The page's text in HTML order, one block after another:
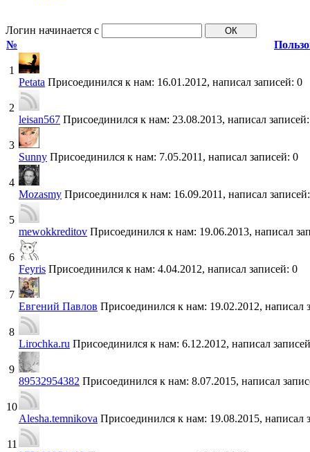
Логин начинается с
№
1
Petata Присоединился к нам: 16.01.2012, написал записей: 0
2
leisan567 Присоединился к нам: 23.08.2013, написал
3
Sunny Присоединился к нам: 7.05.2011, написал записей: 0
4
Mozasmy Присоединился к нам: 16.09.2011, написал
5
mewokkreditov Присоединился к нам: 19.06.2013, написал
6
Feyris Присоединился к нам: 4.04.2012, написал записей: 0
7
Евгений Павлов Присоединился к нам: 19.02.2012, написал
8
Lirochka.ru Присоединился к нам: 6.12.2012, написал
9
89532954382 Присоединился к нам: 8.07.2015, написал
10
Alesha.temnikova Присоединился к нам: 19.08.2015, написал
11